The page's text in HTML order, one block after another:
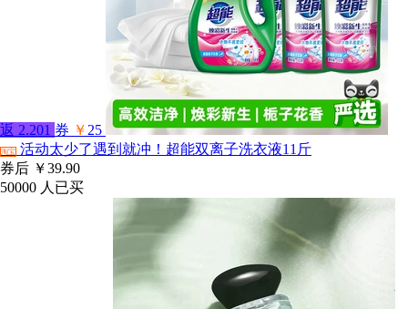
返 2.201 券 ￥ 25
淘宝 活动太少了遇到就冲！超能双离子洗衣液11斤
券后 ￥39.90
50000 人已买